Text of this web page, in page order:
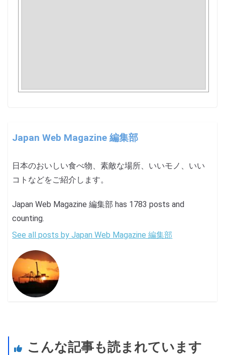
Japan Web Magazine 編集部
日本のおいしい食べ物、素敵な場所、いいモノ、いい
コトなどをご紹介します。
Japan Web Magazine 編集部 has 1783 posts and
counting.
See all posts by Japan Web Magazine 編集部
こんな記事も読まれています